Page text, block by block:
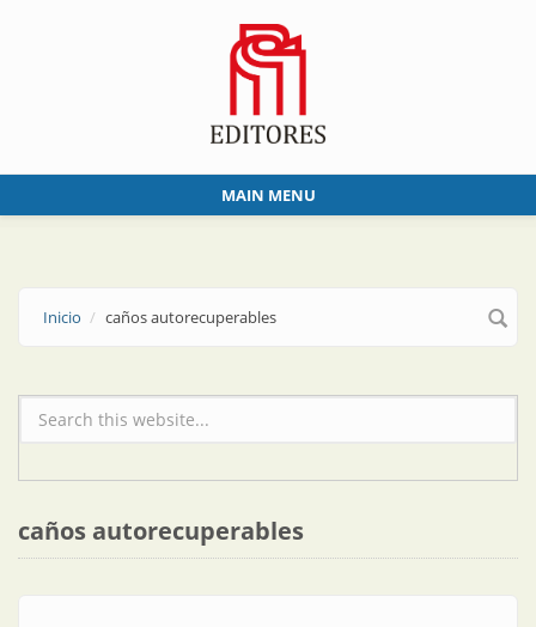
MAIN MENU
Inicio caños autorecuperables
Formulario de búsqueda
caños autorecuperables